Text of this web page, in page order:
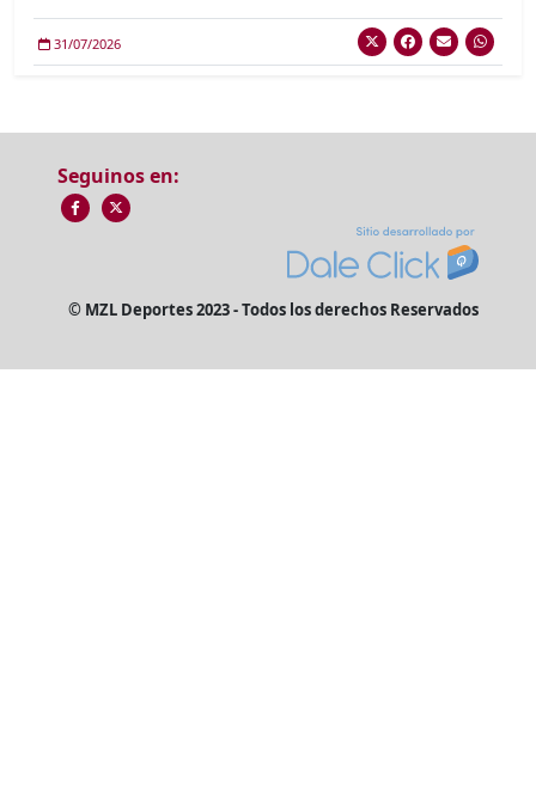
31/07/2026
Seguinos en:
© MZL Deportes 2023 - Todos los derechos Reservados